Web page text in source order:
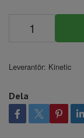
Leverantör: Kinetic
Dela